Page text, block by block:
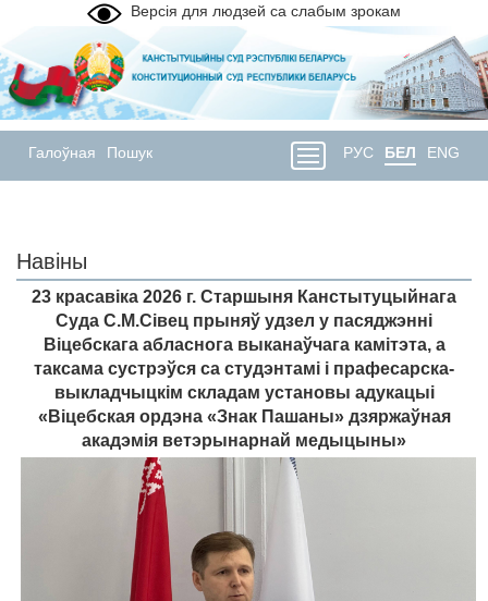
Версія для людзей са слабым зрокам
Галоўная Пошук РУС БЕЛ ENG
Навіны
23 красавіка 2026 г. Старшыня Канстытуцыйнага
Суда С.М.Сівец прыняў удзел у пасяджэнні
Віцебскага абласнога выканаўчага камітэта, а
таксама сустрэўся са студэнтамі і прафесарска-
выкладчыцкім складам установы адукацыі
«Віцебская ордэна «Знак Пашаны» дзяржаўная
акадэмія ветэрынарнай медыцыны»